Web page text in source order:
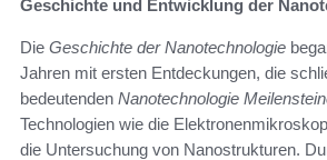
Geschichte und Entwicklung der
Die Geschichte der Nanotechnologie
Jahren mit ersten Entdeckungen, die
bedeutenden Nanotechnologie
Technologien wie die
die Untersuchung von Nanostrukturen.